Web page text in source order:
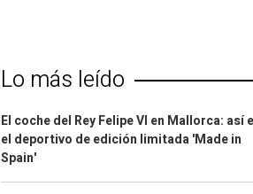
Lo más leído
El coche del Rey Felipe VI en Mallorca: así
el deportivo de edición limitada 'Made in
Spain'